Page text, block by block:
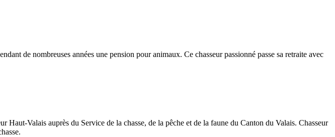
de nombreuses années une pension pour animaux. Ce chasseur passionné passe sa retraite avec
Valais auprès du Service de la chasse, de la pêche et de la faune du Canton du Valais. Chasseur